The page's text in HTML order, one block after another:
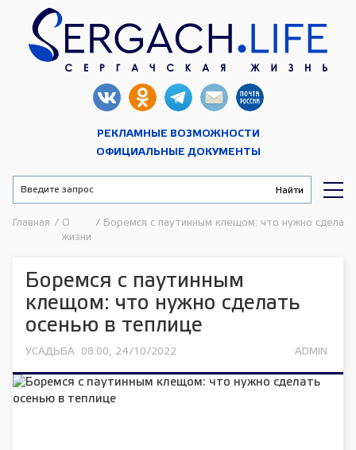
РЕКЛАМНЫЕ ВОЗМОЖНОСТИ
ОФИЦИАЛЬНЫЕ ДОКУМЕНТЫ
Главная / О
жизни
/ Боремся с паутинным клещом: что нужно
Боремся с паутинным
клещом: что нужно сделать
осенью в теплице
УСАДЬБА 08:00, 24/10/2022 ADMIN